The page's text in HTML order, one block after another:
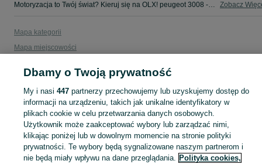
Motoryzacja to Twój świat? Kieruj się na OLX! peugeot 3008 - Małopolskie - tylko w kategorii Motoryzacja na OLX! Zobacz
Mapa kategorii
Mapa miejscowości
Popularne wyszukiwania
Dbamy o Twoją prywatność
My i nasi 447partnerzy przechowujemy lub uzyskujemy dostęp do
informacji na urządzeniu, takich jak unikalne identyfikatory w
plikach cookie w celu przetwarzania danych osobowych.
Użytkownik może zaakceptować wybory lub zarządzać nimi,
klikając poniżej lub w dowolnym momencie na stronie polityki
prywatności. Te wybory będą sygnalizowane naszym partnerom i
nie będą miały wpływu na dane przeglądania. Polityka cookies,